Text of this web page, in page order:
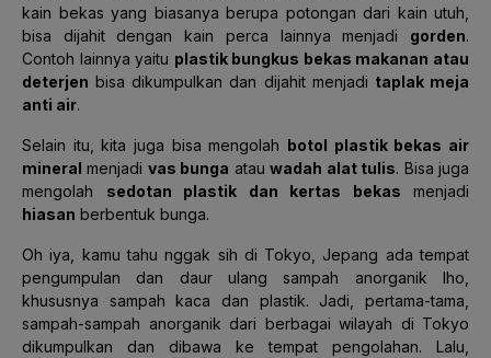
kain bekas yang biasanya berupa potongan dari kain utuh,
bisa dijahit dengan kain perca lainnya menjadi gorden.
Contoh lainnya yaitu plastik bungkus bekas makanan atau
deterjen bisa dikumpulkan dan dijahit menjadi taplak meja
anti air.
Selain itu, kita juga bisa mengolah botol plastik bekas air
mineral menjadi vas bunga atauwadah alat tulis. Bisa juga
mengolah sedotan plastik dan kertas bekas menjadi
hiasan berbentuk bunga.
Oh iya, kamu tahu nggak sih di Tokyo, Jepang ada tempat
pengumpulan dan daur ulang sampah anorganik lho,
khususnya sampah kaca dan plastik. Jadi, pertama-tama,
sampah-sampah anorganik dari berbagai wilayah di Tokyo
dikumpulkan dan dibawa ke tempat pengolahan. Lalu,